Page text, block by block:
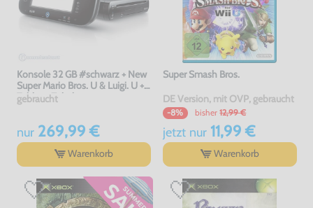
Konsole 32 GB #schwarz + New
Super Mario Bros. U & Luigi. U +
Tablet + Zubehör
gebraucht
nur269,99 €
Warenkorb
Super Smash Bros.
DE Version, mit OVP, gebraucht
-8% bisher 12,99 €
jetzt nur11,99 €
Warenkorb